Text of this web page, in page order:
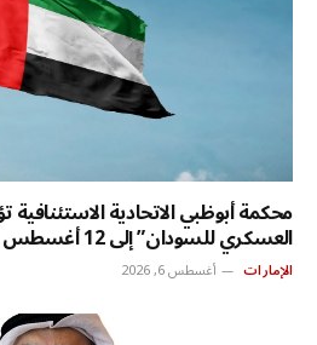
محكمة أبوظبي الاتحادية
العسكري للسودان” إلى 12 أغسطس
الإمارات أغسطس 6, 2026